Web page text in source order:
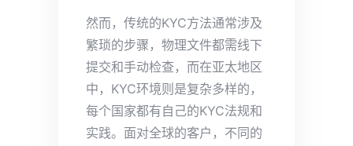
然而，传统的KYC方法通常涉及
繁琐的步骤，物理文件都需线下
提交和手动检查，而在亚太地区
中，KYC环境则是复杂多样的，
每个国家都有自己的KYC法规和
实践。面对全球的客户，不同的